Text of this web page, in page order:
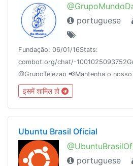
portuguese
Fundação: 06/01/16Stats:
combot.org/chat/-
@GrupoTelezap 📢Mantenha o
🌐 apoia.se/redetelezap
इसमें शामिल हो
Ubuntu Brasil Oficial
portuguese